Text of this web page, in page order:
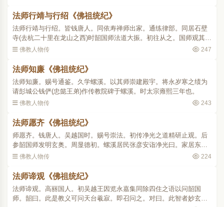
法师行靖与行绍《佛祖统纪》
法师行靖与行绍。皆钱唐人。同依寿禅师出家。通练律部。同居石壁
寺(去杭二十里在龙山之西)时韶国师法道大振。初往从之。国师观其法
器。即使往学三观于螺溪之席。二师既偕往。讲求大义旦夜不息。未
佛教人物传 247
法师知廉《佛祖统纪》
法师知廉。赐号通鉴。久学螺溪。以其师崇建殿宇。将永岁寒之绩为
请彭城公钱俨(忠懿王弟)作传教院碑于螺溪。时太宗雍熙三年也。
佛教人物传 243
法师愿齐《佛祖统纪》
师愿齐。钱唐人。吴越国时。赐号崇法。初传净光之道精研止观。后
参韶国师发明玄奥。周显德初。螺溪居民张彦安诣净光曰。家居东南
里所。阴晦之夕。必有鬼神吟啸考击钟鼓之声。又尝梦龙游其地。非
佛教人物传 224
法师谛观《佛祖统纪》
法师谛观。高丽国人。初吴越王因览永嘉集同除四住之语以问韶国
师。韶曰。此是教义可问天台羲寂。即召问之。对曰。此智者妙玄位